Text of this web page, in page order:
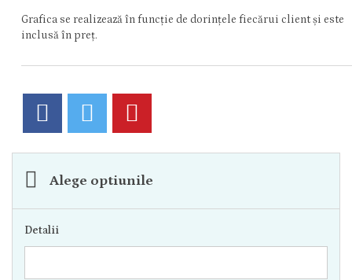
Grafica se realizează în funcție de dorințele fiecărui client și este
inclusă în preț.
Alege optiunile
Detalii